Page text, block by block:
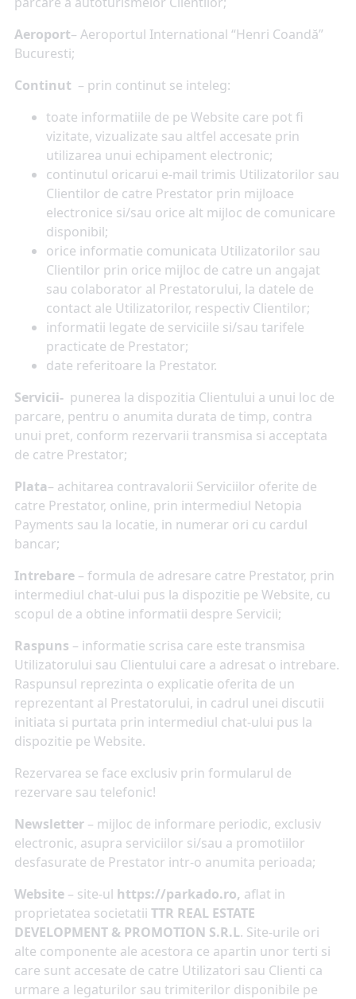
Aeroport– Aeroportul International “Henri Coandă”
Bucuresti;
Continut – prin continut se inteleg:
toate informatiile de pe Website care pot fi
vizitate, vizualizate sau altfel accesate prin
utilizarea unui echipament electronic;
continutul oricarui e-mail trimis Utilizatorilor sau
Clientilor de catre Prestator prin mijloace
electronice si/sau orice alt mijloc de comunicare
disponibil;
orice informatie comunicata Utilizatorilor sau
Clientilor prin orice mijloc de catre un angajat
sau colaborator al Prestatorului, la datele de
contact ale Utilizatorilor, respectiv Clientilor;
informatii legate de serviciile si/sau tarifele
practicate de Prestator;
date referitoare la Prestator.
Servicii- punerea la dispozitia Clientului a unui loc de
parcare, pentru o anumita durata de timp, contra
unui pret, conform rezervarii transmisa si acceptata
de catre Prestator;
Plata– achitarea contravalorii Serviciilor oferite de
catre Prestator, online, prin intermediul Netopia
Payments sau la locatie, in numerar ori cu cardul
bancar;
Intrebare – formula de adresare catre Prestator, prin
intermediul chat-ului pus la dispozitie pe Website, cu
scopul de a obtine informatii despre Servicii;
Raspuns – informatie scrisa care este transmisa
Utilizatorului sau Clientului care a adresat o intrebare.
Raspunsul reprezinta o explicatie oferita de un
reprezentant al Prestatorului, in cadrul unei discutii
initiata si purtata prin intermediul chat-ului pus la
dispozitie pe Website.
Rezervarea se face exclusiv prin formularul de
rezervare sau telefonic!
Newsletter – mijloc de informare periodic, exclusiv
electronic, asupra serviciilor si/sau a promotiilor
desfasurate de Prestator intr-o anumita perioada;
Website – site-ul https://parkado.ro, aflat in
proprietatea societatii TTR REAL ESTATE
DEVELOPMENT & PROMOTION S.R.L. Site-urile ori
alte componente ale acestora ce apartin unor terti si
care sunt accesate de catre Utilizatori sau Clienti ca
urmare a legaturilor sau trimiterilor disponibile pe